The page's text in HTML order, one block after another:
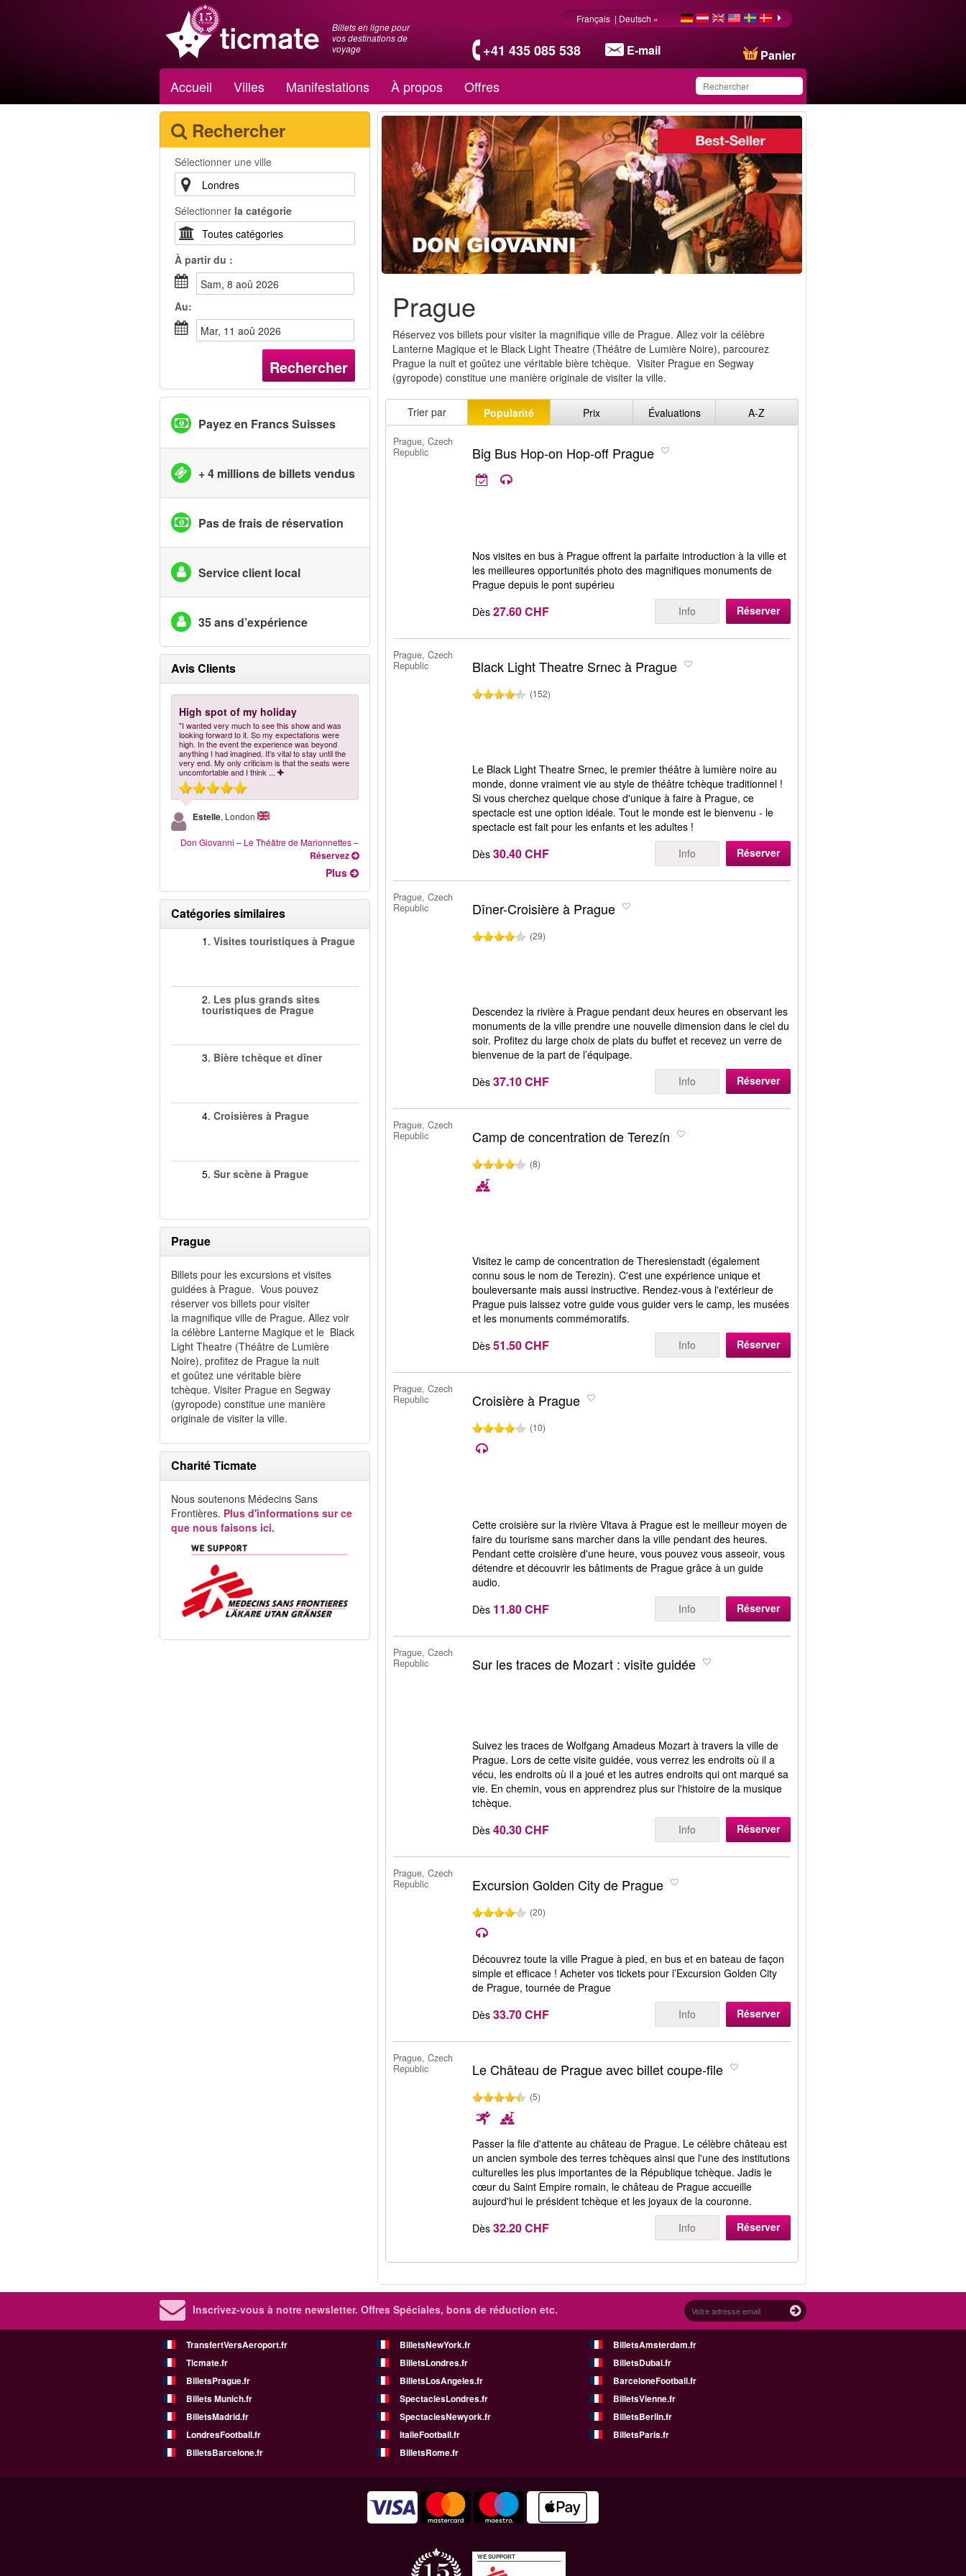
Billets en ligne pour
vos destinations de
voyage
+41 435 085 538 E-mail Panier
Français | Deutsch »
Accueil Villes Manifestations À propos Offres
Ce produit a été
sauvegardé dans votre
liste.
Rechercher
Sélectionner une ville
Sélectionner la catégorie
À partir du :
sam, 8 aoû 2026
Au:
mar, 11 aoû 2026
Rechercher
Payez en Francs Suisses
+ 4 millions de billets vendus
Pas de frais de réservation
Service client local
35 ans d’expérience
Avis Clients
High spot of my holiday
"I wanted very much to see this show and was
looking forward to it. So my expectations were
high. In the event the experience was beyond
anything I had imagined. It's vital to stay until the
very end. My only criticism is that the seats were
uncomfortable and I think ...
Estelle, London
Don Giovanni – Le Théâtre de Marionnettes–
Réservez
Plus
Catégories similaires
1. Visites touristiques à Prague
2. Les plus grands sites
touristiques de Prague
3. Bière tchèque et dîner
4. Croisières à Prague
5. Sur scène à Prague
Prague
Billets pour les excursions et visites
guidées à Prague. Vous pouvez
réserver vos billets pour visiter
la magnifique ville de Prague. Allez voir
la célèbre Lanterne Magique et le Black
Light Theatre (Théâtre de Lumière
Noire), profitez de Prague la nuit
et goûtez une véritable bière
tchèque. Visiter Prague en Segway
(gyropode) constitue une manière
originale de visiter la ville.
Charité Ticmate
Nous soutenons Médecins Sans
Frontières. Plus d'informations sur ce
que nous faisons ici.
Prague
Réservez vos billets pour visiter la magnifique ville de Prague. Allez voir la célèbre
Lanterne Magique et le Black Light Theatre (Théâtre de Lumière Noire), parcourez
Prague la nuit et goûtez une véritable bière tchèque. Visiter Prague en Segway
(gyropode) constitue une manière originale de visiter la ville.
Trier par Popularité Prix Évaluations A-Z
Prague, Czech
Republic
Big Bus Hop-on Hop-off Prague
Nos visites en bus à Prague offrent la parfaite introduction à la ville et
les meilleures opportunités photo des magnifiques monuments de
Prague depuis le pont supérieu
Dès 27.60 CHF Info Réserver
Prague, Czech
Republic
Black Light Theatre Srnec à Prague
(152)
Le Black Light Theatre Srnec, le premier théâtre à lumière noire au
monde, donne vraiment vie au style de théâtre tchèque traditionnel !
Si vous cherchez quelque chose d'unique à faire à Prague, ce
spectacle est une option idéale. Tout le monde est le bienvenu - le
spectacle est fait pour les enfants et les adultes !
Dès 30.40 CHF Info Réserver
Prague, Czech
Republic
Dîner-Croisière à Prague
(29)
Descendez la rivière à Prague pendant deux heures en observant les
monuments de la ville prendre une nouvelle dimension dans le ciel du
soir. Profitez du large choix de plats du buffet et recevez un verre de
bienvenue de la part de l’équipage.
Dès 37.10 CHF Info Réserver
Prague, Czech
Republic
Camp de concentration de Terezín
(8)
Visitez le camp de concentration de Theresienstadt (également
connu sous le nom de Terezin). C'est une expérience unique et
bouleversante mais aussi instructive. Rendez-vous à l'extérieur de
Prague puis laissez votre guide vous guider vers le camp, les musées
et les monuments commémoratifs.
Dès 51.50 CHF Info Réserver
Prague, Czech
Republic
Croisière à Prague
(10)
Cette croisière sur la rivière Vltava à Prague est le meilleur moyen de
faire du tourisme sans marcher dans la ville pendant des heures.
Pendant cette croisière d'une heure, vous pouvez vous asseoir, vous
détendre et découvrir les bâtiments de Prague grâce à un guide
audio.
Dès 11.80 CHF Info Réserver
Prague, Czech
Republic
Sur les traces de Mozart : visite guidée
Suivez les traces de Wolfgang Amadeus Mozart à travers la ville de
Prague. Lors de cette visite guidée, vous verrez les endroits où il a
vécu, les endroits où il a joué et les autres endroits qui ont marqué sa
vie. En chemin, vous en apprendrez plus sur l'histoire de la musique
tchèque.
Dès 40.30 CHF Info Réserver
Prague, Czech
Republic
Excursion Golden City de Prague
(20)
Découvrez toute la ville Prague à pied, en bus et en bateau de façon
simple et efficace ! Acheter vos tickets pour l’Excursion Golden City
de Prague, tournée de Prague
Dès 33.70 CHF Info Réserver
Prague, Czech
Republic
Le Château de Prague avec billet coupe-file
(5)
Passer la file d'attente au château de Prague. Le célèbre château est
un ancien symbole des terres tchèques ainsi que l'une des institutions
culturelles les plus importantes de la République tchèque. Jadis le
cœur du Saint Empire romain, le château de Prague accueille
aujourd'hui le président tchèque et les joyaux de la couronne.
Dès 32.20 CHF Info Réserver
Inscrivez-vous à notre newsletter. Offres Spéciales, bons de réduction etc.
TransfertVersAeroport.fr BilletsNewYork.fr
BilletsAmsterdam.fr
Ticmate.fr
BilletsLondres.fr
BilletsDubai.fr
BilletsPrague.fr
BilletsLosAngeles.fr
BarceloneFootball.fr
Billets Munich.fr
SpectaclesLondres.fr
BilletsVienne.fr
BilletsMadrid.fr
SpectaclesNewyork.fr
BilletsBerlin.fr
LondresFootball.fr
ItalieFootball.fr
BilletsParis.fr
BilletsBarcelone.fr
BilletsRome.fr
WE SUPPORT